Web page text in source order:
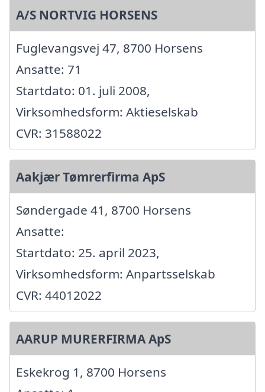
A/S NORTVIG HORSENS
Fuglevangsvej 47, 8700 Horsens
Ansatte: 71
Startdato: 01. juli 2008,
Virksomhedsform: Aktieselskab
CVR: 31588022
Aakjær Tømrerfirma ApS
Søndergade 41, 8700 Horsens
Ansatte:
Startdato: 25. april 2023,
Virksomhedsform: Anpartsselskab
CVR: 44012022
AARUP MURERFIRMA ApS
Eskekrog 1, 8700 Horsens